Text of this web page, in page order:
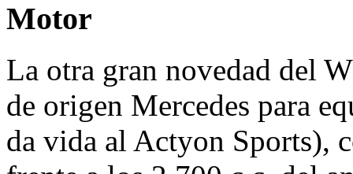
Motor
La otra gran novedad del
de origen Mercedes para
da vida al Actyon Sports),